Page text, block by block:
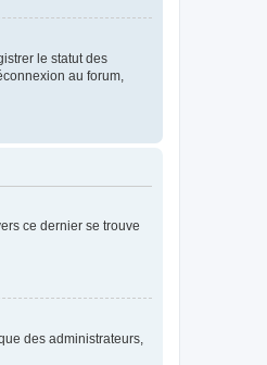
le statut des
au forum,
ce dernier se trouve
des administrateurs,